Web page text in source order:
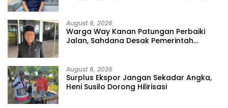
August 6, 2026
Warga Way Kanan Patungan Perbaiki
Jalan, Sahdana Desak Pemerintah
August 6, 2026
Surplus Ekspor Jangan Sekadar Angka,
Heni Susilo Dorong Hilirisasi